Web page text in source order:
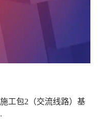
工包2（交流线路）基